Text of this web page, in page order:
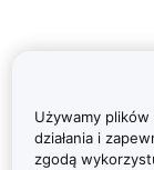
Używamy
działania i
zgodą